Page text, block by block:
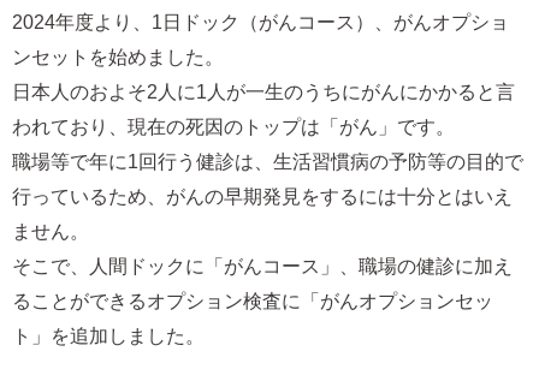
2024年度より、1日ドック（がんコース）、がんオプショ
ンセットを始めました。
日本人のおよそ2人に1人が一生のうちにがんにかかると言
われており、現在の死因のトップは「がん」です。
職場等で年に1回行う健診は、生活習慣病の予防等の目的で
行っているため、がんの早期発見をするには十分とはいえ
ません。
そこで、人間ドックに「がんコース」、職場の健診に加え
ることができるオプション検査に「がんオプションセッ
ト」を追加しました。